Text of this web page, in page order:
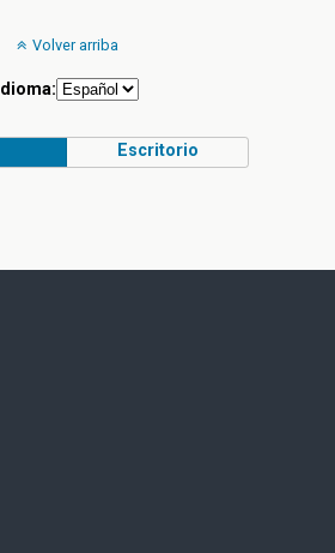
Volver arriba
Idioma:
Escritorio